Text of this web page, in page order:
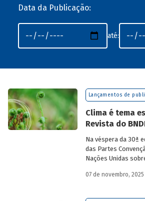
Data da Publicação:
até:
Lançamentos de
Clima é tema
Revista do
Na véspera da 30ª
das Partes
Nações Unidas
edição 61 da Revista
07 de novembro, 2025